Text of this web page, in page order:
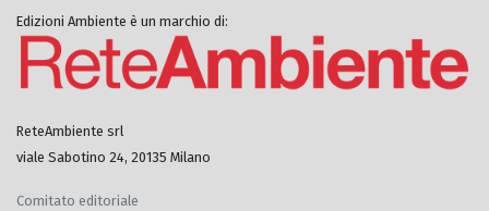
Edizioni Ambiente è un marchio di:
ReteAmbiente srl
viale Sabotino 24, 20135 Milano
Comitato editoriale